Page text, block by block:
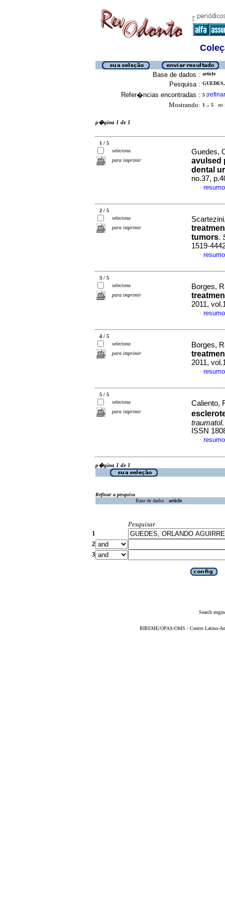
Base de dados : article
Pesquisa :
Refer�ncias encontradas : 5 [refinar
Mostrando: 1 .. 5 no
p�gina 1 de 1
1 / 5
seleciona
para imprimir
Guedes,
avulsed
dental
no.37,
·
2 / 5
seleciona
para imprimir
tumors.
1519-
·
3 / 5
seleciona
para imprimir
Borges,
2011,
·
4 / 5
seleciona
para imprimir
Borges,
2011,
·
5 / 5
seleciona
para imprimir
Caliento,
ISSN
·
p�gina 1 de 1
Refinar a pesquisa
Base de dados : article
Pesquisar
1
2
3
Search
BIREME/OPAS/OMS - Centro Latino-